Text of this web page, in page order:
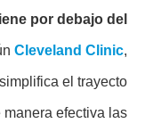
por debajo del
Cleveland Clinic,
el trayecto
efectiva las